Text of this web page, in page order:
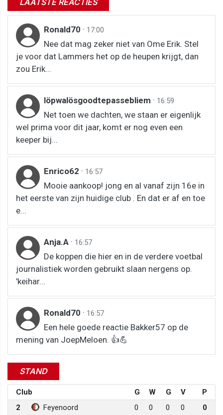
LAATSTE REACTIES
Ronald70 · 17:00
Nee dat mag zeker niet van Ome Erik. Stel
je voor dat Lammers het op de heupen krijgt, dan
zou Erik...
löpwalösgoodtepassebliem · 16:59
Net toen we dachten, we staan er eigenlijk
wel prima voor dit jaar, komt er nog even een
keeper bij...
Enrico62 · 16:57
Mooie aankoop! jong en al vanaf zijn 16e in
het eerste van zijn huidige club . En dat er af en toe
e...
Anja.A · 16:57
De koppen die hier en in de verdere voetbal
journalistiek worden gebruikt slaan nergens op.
'keihar...
Ronald70 · 16:57
Een hele goede reactie Bakker57 op de
mening van JoepMeloen. 👍💪
STAND
Club G W G V
P
2
Feyenoord 0 0 0 0
0